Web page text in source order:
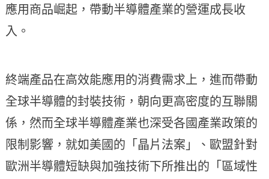
應用商品崛起，帶動半導體產業的營運成長收
入。
終端產品在高效能應用的消費需求上，進而帶動
全球半導體的封裝技術，朝向更高密度的互聯關
係，然而全球半導體產業也深受各國產業政策的
限制影響，就如美國的「晶片法案」、歐盟針對
歐洲半導體短缺與加強技術下所推出的「區域性